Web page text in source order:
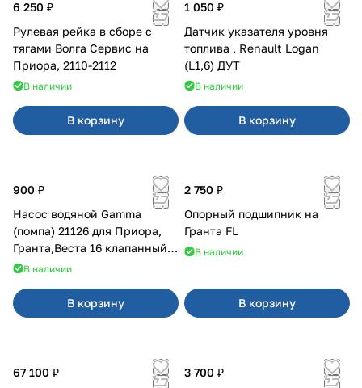
6 250 ₽
Рулевая рейка в сборе с
тягами Волга Сервис на
Приора, 2110-2112
В наличии
В корзину
1 050 ₽
Датчик указателя уровня
топлива , Renault Logan
(L1,6) ДУТ
В наличии
В корзину
900 ₽
Насос водяной Gamma
(помпа) 21126 для Приора,
Гранта,Веста 16 клапанный
двигатель.
В наличии
В корзину
2 750 ₽
Опорный подшипник на
Гранта FL
В наличии
В корзину
67 100 ₽
3 700 ₽